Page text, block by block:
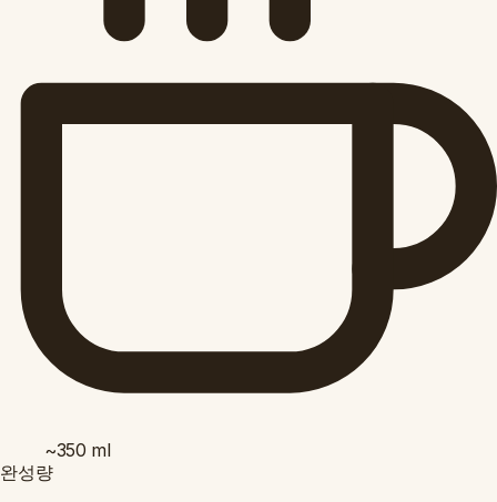
~350 ml
완성량